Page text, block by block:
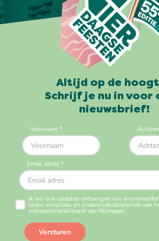
Altijd op de
Schrijf je nu in voor
nieuwsbrief!